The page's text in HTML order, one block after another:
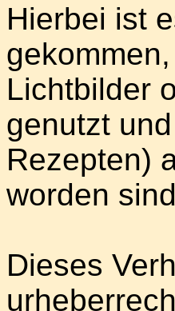
Hierbei ist
Lichtbilder
genutzt
Rezepten)
worden
Dieses